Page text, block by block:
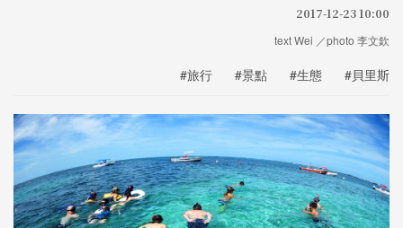
2017-12-23 10:00
text Wei ／photo 李文欽
#旅行 #景點 #生態 #貝里斯